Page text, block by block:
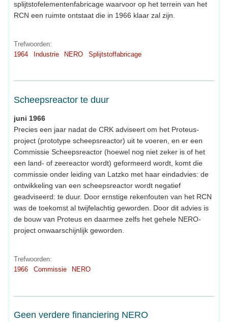
splijtstofelementenfabricage waarvoor op het terrein van het
RCN een ruimte ontstaat die in 1966 klaar zal zijn.
Trefwoorden:
1964
Industrie NERO Splijtstoffabricage
Scheepsreactor te duur
juni 1966
Precies een jaar nadat de CRK adviseert om het Proteus-
project (prototype scheepsreactor) uit te voeren, en er een
Commissie Scheepsreactor (hoewel nog niet zeker is of het
een land- of zeereactor wordt) geformeerd wordt, komt die
commissie onder leiding van Latzko met haar eindadvies: de
ontwikkeling van een scheepsreactor wordt negatief
geadviseerd: te duur. Door ernstige rekenfouten van het RCN
was de toekomst al twijfelachtig geworden. Door dit advies is
de bouw van Proteus en daarmee zelfs het gehele NERO-
project onwaarschijnlijk geworden.
Trefwoorden:
1966
Commissie NERO
Geen verdere financiering NERO